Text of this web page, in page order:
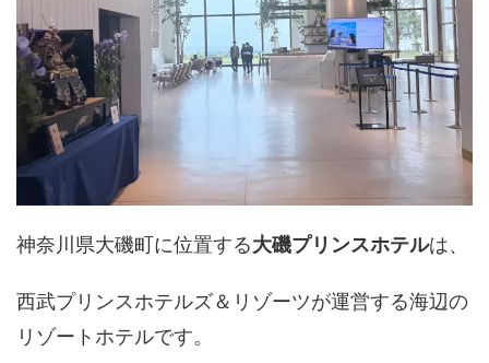
神奈川県大磯町に位置する大磯プリンスホテルは、
西武プリンスホテルズ＆リゾーツが運営する海辺の
リゾートホテルです。